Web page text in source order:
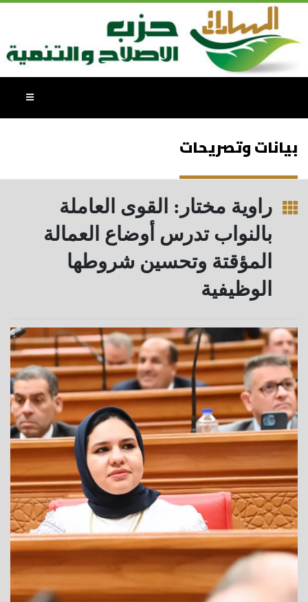
بيانات وتصريحات
راوية مختار: القوى العاملة
بالنواب تدرس أوضاع العمالة
المؤقتة وتحسين شروطها
الوظيفية